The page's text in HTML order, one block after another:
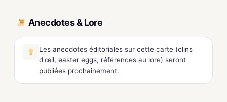
Anecdotes & Lore
Les anecdotes éditoriales sur cette carte (clins
d'œil, easter eggs, références au lore) seront
publiées prochainement.